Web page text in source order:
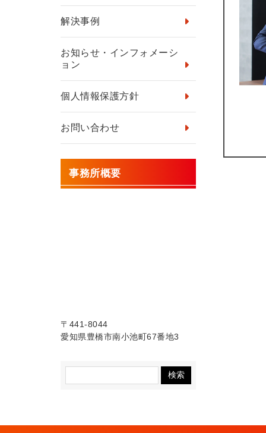
解決事例
お知らせ・インフォメーシ
ョン
個人情報保護方針
お問い合わせ
事務所概要
〒441-8044
愛知県豊橋市南小池町67番地3